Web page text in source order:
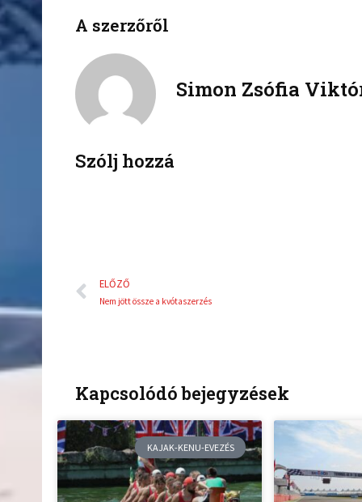
f
b
t
t
A szerzőről
Simon Zsófia
Szólj hozzá
Előző
ELŐZŐ
Nem jött össze a kvótaszerzés
Kapcsolódó bejegyzések
KAJAK-KENU-EVEZÉS